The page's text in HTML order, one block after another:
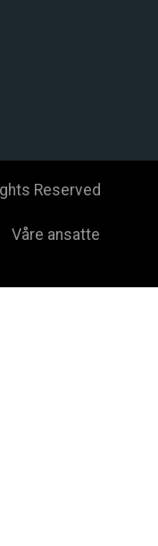
Reserved
Våre ansatte